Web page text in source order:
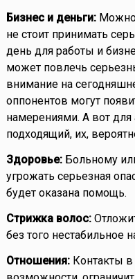
Бизнес и деньги:Можно
не стоит принимать
день для работы и
может повлечь
внимание на
оппонентов могут
намерениями. А вот
подходящий, их,
Здоровье:Больному
угрожать серьезная
будет оказана помощь.
Стрижка волос:
без того нестабильное
Отношения:Контакты в